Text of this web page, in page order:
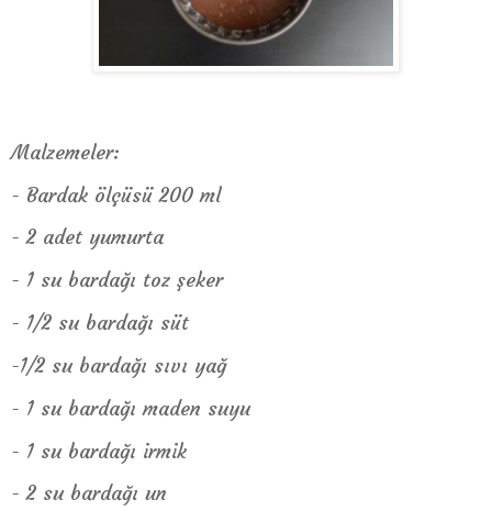
Malzemeler:
- Bardak ölçüsü 200 ml
- 2 adet yumurta
- 1 su bardağı toz şeker
- 1/2 su bardağı süt
-1/2 su bardağı sıvı yağ
- 1 su bardağı maden suyu
- 1 su bardağı irmik
- 2 su bardağı un